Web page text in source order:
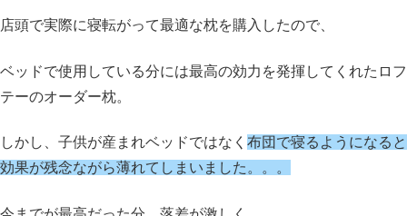
店頭で実際に寝転がって最適な枕を購入したので、
ベッドで使用している分には最高の効力を発揮してくれたロフ
テーのオーダー枕。
しかし、子供が産まれベッドではなく 布団で寝るようになると
効果が残念ながら薄れてしまいました。。。